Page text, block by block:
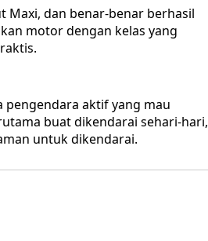
Maxi, dan benar-benar berhasil
motor dengan kelas yang
pengendara aktif yang mau
buat dikendarai sehari-hari,
untuk dikendarai.